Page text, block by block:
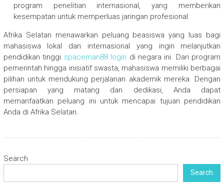
program penelitian internasional, yang memberikan
kesempatan untuk memperluas jaringan profesional.
Afrika Selatan menawarkan peluang beasiswa yang luas bagi
mahasiswa lokal dan internasional yang ingin melanjutkan
pendidikan tinggi spaceman88 login di negara ini. Dari program
pemerintah hingga inisiatif swasta, mahasiswa memiliki berbagai
pilihan untuk mendukung perjalanan akademik mereka. Dengan
persiapan yang matang dan dedikasi, Anda dapat
memanfaatkan peluang ini untuk mencapai tujuan pendidikan
Anda di Afrika Selatan.
Search
Search